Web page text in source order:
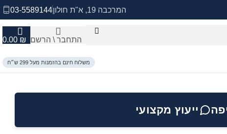
המרכבה 19, א"ת חולון 03-5589144
התחבר \ הרשם 0.00 ₪
משלוח חינם בהזמנות מעל 299 ש״ח
ייעוץ מקצועי